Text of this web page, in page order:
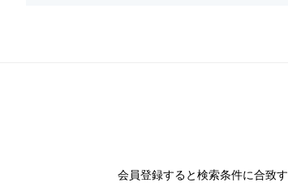
会員登録すると検索条件に合致